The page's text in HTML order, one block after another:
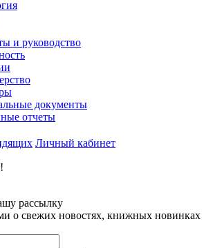
и руководство
документы
отчеты
Личный кабинет
рассылку
о свежих новостях, книжных новинках